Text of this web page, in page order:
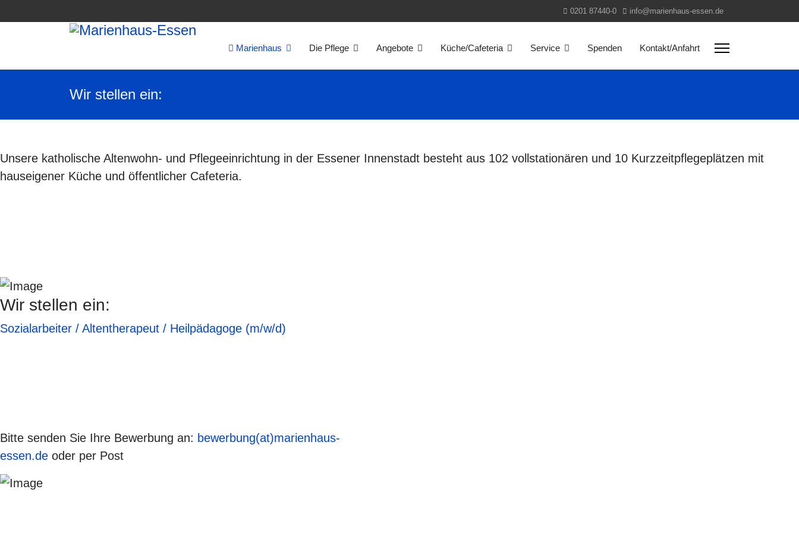
0201 87440-0 info@marienhaus-essen.de
Marienhaus Die Pflege Angebote Küche/Cafeteria Service Spenden Kontakt/Anfahrt
Wir stellen ein:
Unsere katholische Altenwohn- und Pflegeeinrichtung in der Essener Innenstadt besteht aus 102 vollstationären und 10 Kurzzeitpflegeplätzen mit
hauseigener Küche und öffentlicher Cafeteria.
Wir stellen ein:
Sozialarbeiter / Altentherapeut / Heilpädagoge (m/w/d)
Bitte senden Sie Ihre Bewerbung an: bewerbung(at)marienhaus-
essen.de oder per Post